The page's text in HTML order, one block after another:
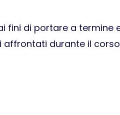
di portare a termine
affrontati durante il